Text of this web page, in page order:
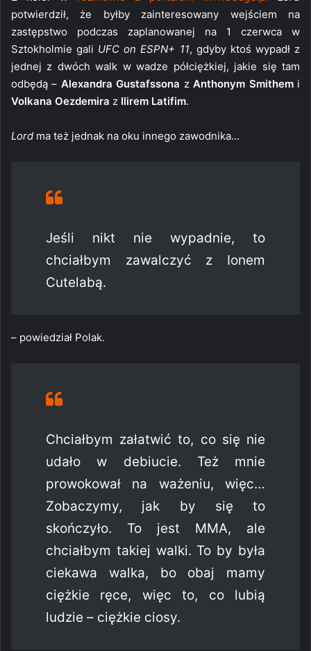
potwierdził, że byłby zainteresowany wejściem na
zastępstwo podczas zaplanowanej na 1 czerwca w
Sztokholmie gali UFC on ESPN+ 11, gdyby ktoś wypadł z
jednej z dwóch walk w wadze półciężkiej, jakie się tam
odbędą – Alexandra Gustafssona zAnthonym Smithemi
Volkana Oezdemira z Ilirem Latifim.
Lord ma też jednak na oku innego zawodnika…
Jeśli nikt nie wypadnie, to
chciałbym zawalczyć z Ionem
Cutelabą.
– powiedział Polak.
Chciałbym załatwić to, co się nie
udało w debiucie. Też mnie
prowokował na ważeniu, więc…
Zobaczymy, jak by się to
skończyło. To jest MMA, ale
chciałbym takiej walki. To by była
ciekawa walka, bo obaj mamy
ciężkie ręce, więc to, co lubią
ludzie – ciężkie ciosy.